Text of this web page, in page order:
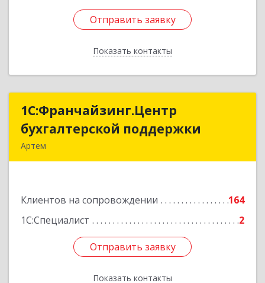
Отправить заявку
Показать контакты
Отправить заявку
Назад
1С:Франчайзинг.Центр
бухгалтерской поддержки
Артем
Клиентов на сопровождении
164
1С:Специалист
2
Отправить заявку
Показать контакты
1С:Франчайзинг.Центр
бухгалтерской поддержки
Подробнее
Отправить заявку
Назад